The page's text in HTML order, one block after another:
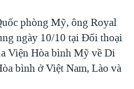
phòng Mỹ, ông Royal
ngày 10/10 tại Đối thoại
Viện Hòa bình Mỹ về Di
bình ở Việt Nam, Lào và